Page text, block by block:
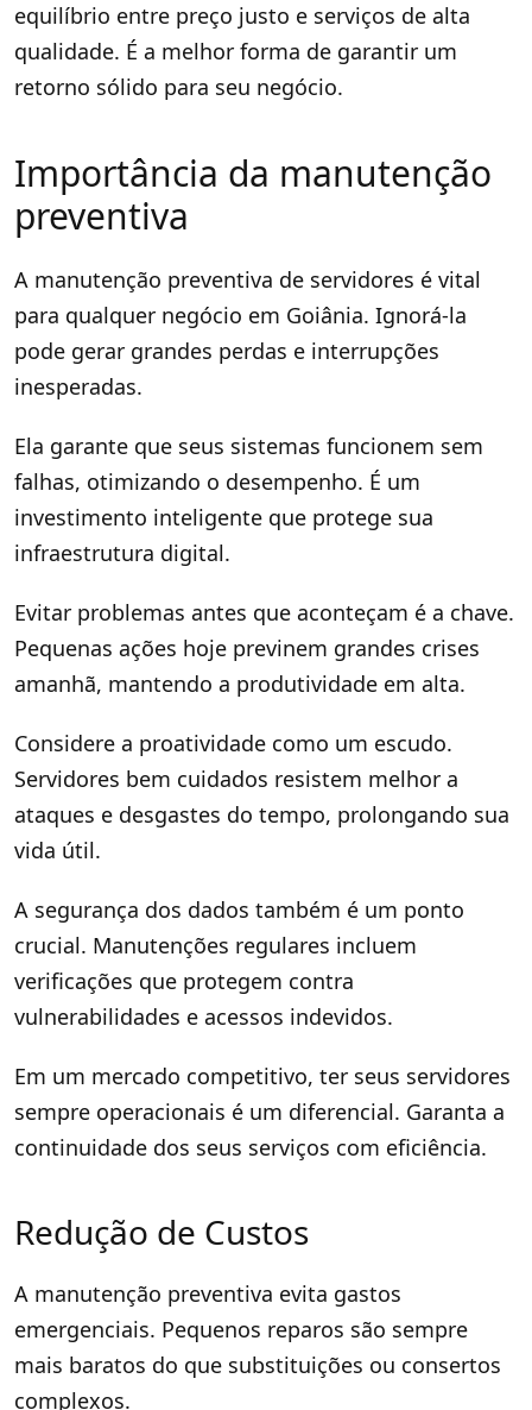
equilíbrio entre preço justo e serviços de alta
qualidade. É a melhor forma de garantir um
retorno sólido para seu negócio.
Importância da manutenção
preventiva
A manutenção preventiva de servidores é vital
para qualquer negócio em Goiânia. Ignorá-la
pode gerar grandes perdas e interrupções
inesperadas.
Ela garante que seus sistemas funcionem sem
falhas, otimizando o desempenho. É um
investimento inteligente que protege sua
infraestrutura digital.
Evitar problemas antes que aconteçam é a chave.
Pequenas ações hoje previnem grandes crises
amanhã, mantendo a produtividade em alta.
Considere a proatividade como um escudo.
Servidores bem cuidados resistem melhor a
ataques e desgastes do tempo, prolongando sua
vida útil.
A segurança dos dados também é um ponto
crucial. Manutenções regulares incluem
verificações que protegem contra
vulnerabilidades e acessos indevidos.
Em um mercado competitivo, ter seus servidores
sempre operacionais é um diferencial. Garanta a
continuidade dos seus serviços com eficiência.
Redução de Custos
A manutenção preventiva evita gastos
emergenciais. Pequenos reparos são sempre
mais baratos do que substituições ou consertos
complexos.